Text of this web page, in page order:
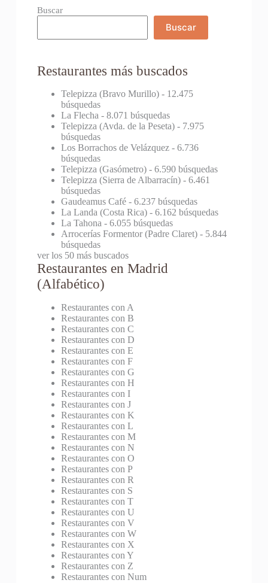
Buscar
Buscar
Restaurantes más buscados
Telepizza (Bravo Murillo)- 12.475
búsquedas
La Flecha - 8.071 búsquedas
Telepizza (Avda. de la Peseta)- 7.975
búsquedas
Los Borrachos de Velázquez- 6.736
búsquedas
Telepizza (Gasómetro)- 6.590 búsquedas
Telepizza (Sierra de Albarracín)- 6.461
búsquedas
Gaudeamus Café- 6.237 búsquedas
La Landa (Costa Rica)- 6.162 búsquedas
La Tahona - 6.055 búsquedas
Arrocerías Formentor (Padre Claret)- 5.844
búsquedas
ver los 50 más buscados
Restaurantes en Madrid
(Alfabético)
Restaurantes con A
Restaurantes con B
Restaurantes con C
Restaurantes con D
Restaurantes con E
Restaurantes con F
Restaurantes con G
Restaurantes con H
Restaurantes con I
Restaurantes con J
Restaurantes con K
Restaurantes con L
Restaurantes con M
Restaurantes con N
Restaurantes con O
Restaurantes con P
Restaurantes con R
Restaurantes con S
Restaurantes con T
Restaurantes con U
Restaurantes con V
Restaurantes con W
Restaurantes con X
Restaurantes con Y
Restaurantes con Z
Restaurantes con Num